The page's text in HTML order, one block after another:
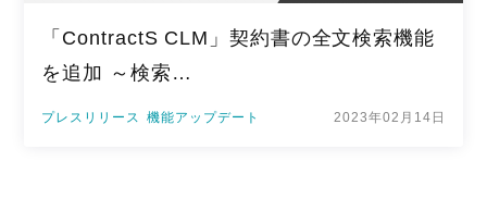
「ContractS CLM」契約書の全文検索機能
を追加 ～検索…
プレスリリース 機能アップデート 2023年02月14日